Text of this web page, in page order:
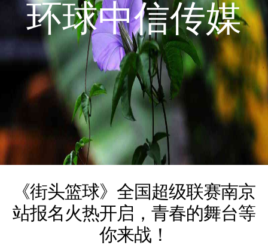
环球中信传媒
《街头篮球》全国超级联赛南京
站报名火热开启，青春的舞台等
你来战！